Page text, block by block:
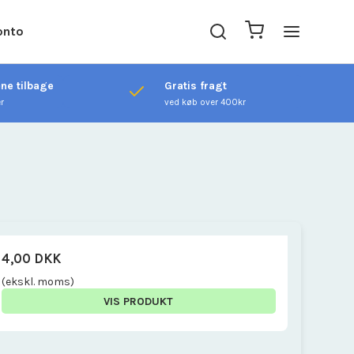
tilbage Gratis fragt
ved køb over 400kr
4,00 DKK
(ekskl. moms)
VIS PRODUKT